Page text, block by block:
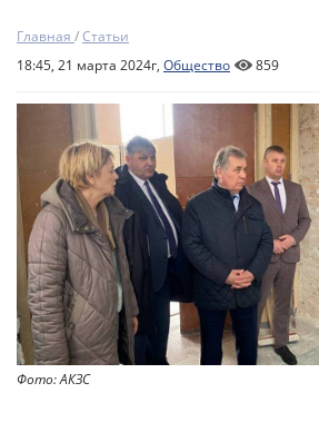
Главная /Статьи
18:45, 21 марта 2024г, Общество 859
Фото: АКЗС